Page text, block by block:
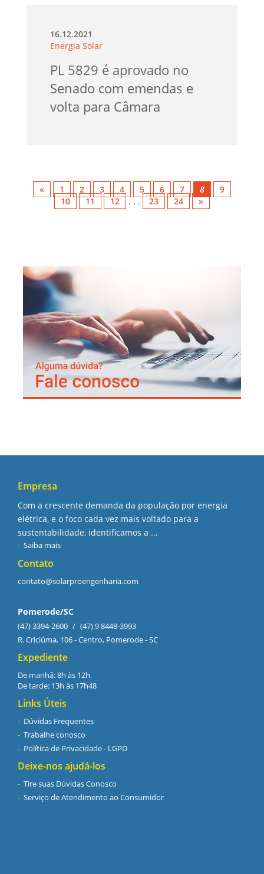
16.12.2021
Energia Solar
PL 5829 é aprovado no
Senado com emendas e
volta para Câmara
« 1 2 3 4 5 6 7 8
9
10
11 12 . . . 23 24 »
Empresa
Com a crescente demanda da população por energia
elétrica, e o foco cada vez mais voltado para a
sustentabilidade, identificamos a ...
Saiba mais
Contato
contato@solarproengenharia.com
Pomerode/SC
(47) 3394-2600 / (47) 9 8448-3993
R. Criciúma, 106 - Centro, Pomerode - SC
Expediente
De manhã: 8h às 12h
De tarde: 13h às 17h48
Links Úteis
Dúvidas Frequentes
Trabalhe conosco
Política de Privacidade - LGPD
Deixe-nos ajudá-los
Tire suas Dúvidas Conosco
Serviço de Atendimento ao Consumidor